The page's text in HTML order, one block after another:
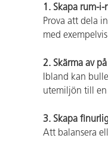
1. Skapa rum-
Prova att dela
med
2. Skärma av
Ibland kan
utemiljön till en
3. Skapa
Att balansera